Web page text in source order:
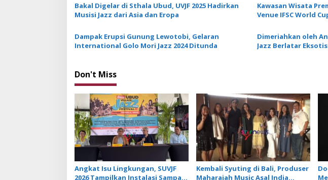
g
a
t
o
n
Bakal Digelar di Sthala Ubud, UVJF 2025 Hadirkan
Musisi Jazz dari Asia dan Eropa
Kawasan Wisata
Venue IFSC World
Dampak Erupsi Gunung Lewotobi, Gelaran
International Golo Mori Jazz 2024 Ditunda
Dimeriahkan oleh
Jazz Berlatar
Don't Miss
Angkat Isu Lingkungan, SUVJF
2026 Tampilkan Instalasi Sampah
Kembali Syuting di Bali, Produser
Maharajah Music Asal India